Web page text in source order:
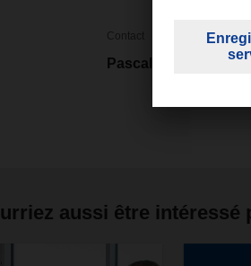
Contact
Pascal Schroeder
aussi être intéressé